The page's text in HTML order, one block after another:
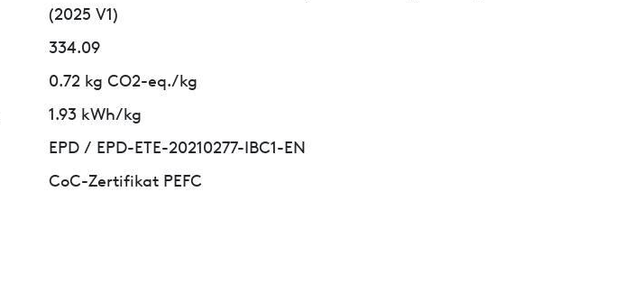
(2025 V1)
334.09
0.72 kg CO2-eq./kg
1.93 kWh/kg
EPD / EPD-ETE-20210277-IBC1-EN
CoC-Zertifikat PEFC